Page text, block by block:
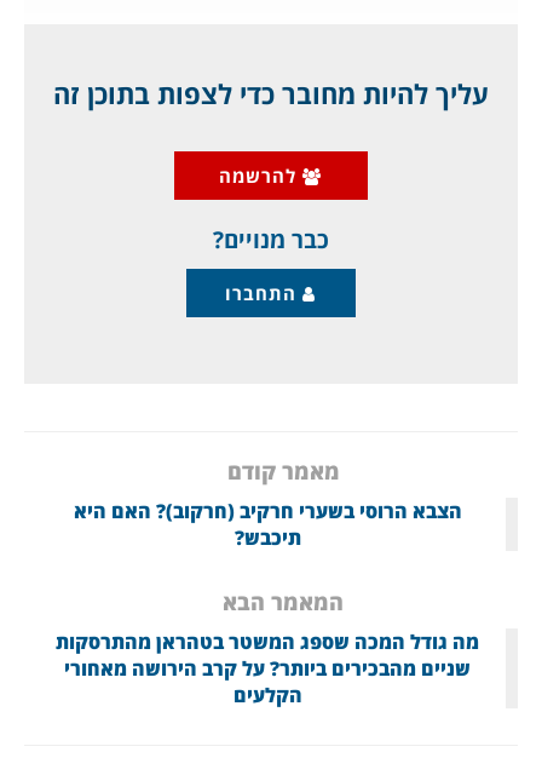
מאת ד"ר גיא בכור
בתקופת בחירות הפוליטיקאים מציירים תמונה
אינטרסנטית ככל האפשר, על פי הרצונות שלהם,
עליך להיות מחובר כדי לצפות בתוכן זה
להרשמה
כבר מנויים?
התחברו
מאמר קודם
הצבא הרוסי בשערי חרקיב (חרקוב)? האם היא
תיכבש?
המאמר הבא
מה גודל המכה שספג המשטר בטהראן מהתרסקות
שניים מהבכירים ביותר? על קרב הירושה מאחורי
הקלעים